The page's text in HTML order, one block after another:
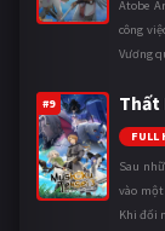
Atobe
công
Vương
#9 Thất
FULL
Sau
vào
Khi đối